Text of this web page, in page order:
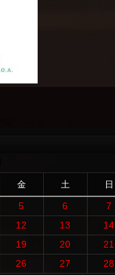
金 土 日
5 6
7
12 13
14
19 20
21
26 27
28